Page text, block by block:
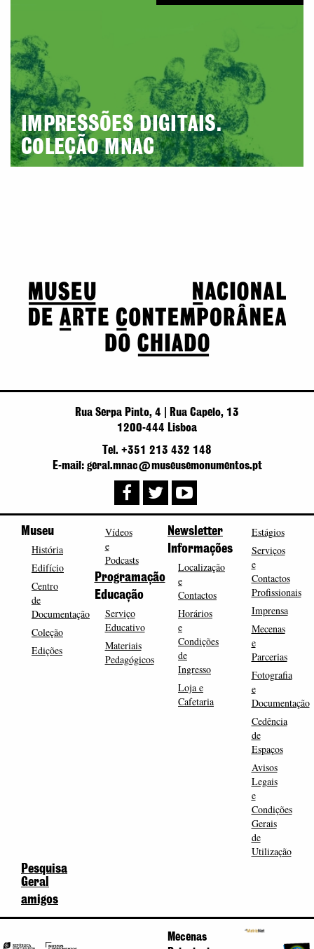
IMPRESSÕES DIGITAIS.
COLEÇÃO MNAC
Rua Serpa Pinto, 4 | Rua Capelo, 13
1200-444 Lisboa
Tel. +351 213 432 148
E-mail: geral.mnac@museusemonumentos.pt
Museu
História
Edifício
Centro
de
Documentação
Coleção
Edições
Vídeos
e
Podcasts
Programação
Educação
Serviço
Educativo
Materiais
Pedagógicos
Newsletter
Informações
Localização
e
Contactos
Horários
e
Condições
de
Ingresso
Loja e
Cafetaria
Estágios
Serviços
e
Contactos
Profissionais
Imprensa
Mecenas
e
Parcerias
Fotografia
e
Documentação
Cedência
de
Espaços
Avisos
Legais
e
Condições
Gerais
de
Utilização
Pesquisa
Geral
amigos
Mecenas